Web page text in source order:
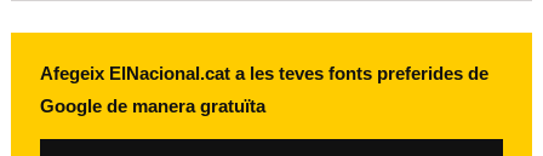
Afegeix ElNacional.cat a les teves fonts preferides de
Google de manera gratuïta